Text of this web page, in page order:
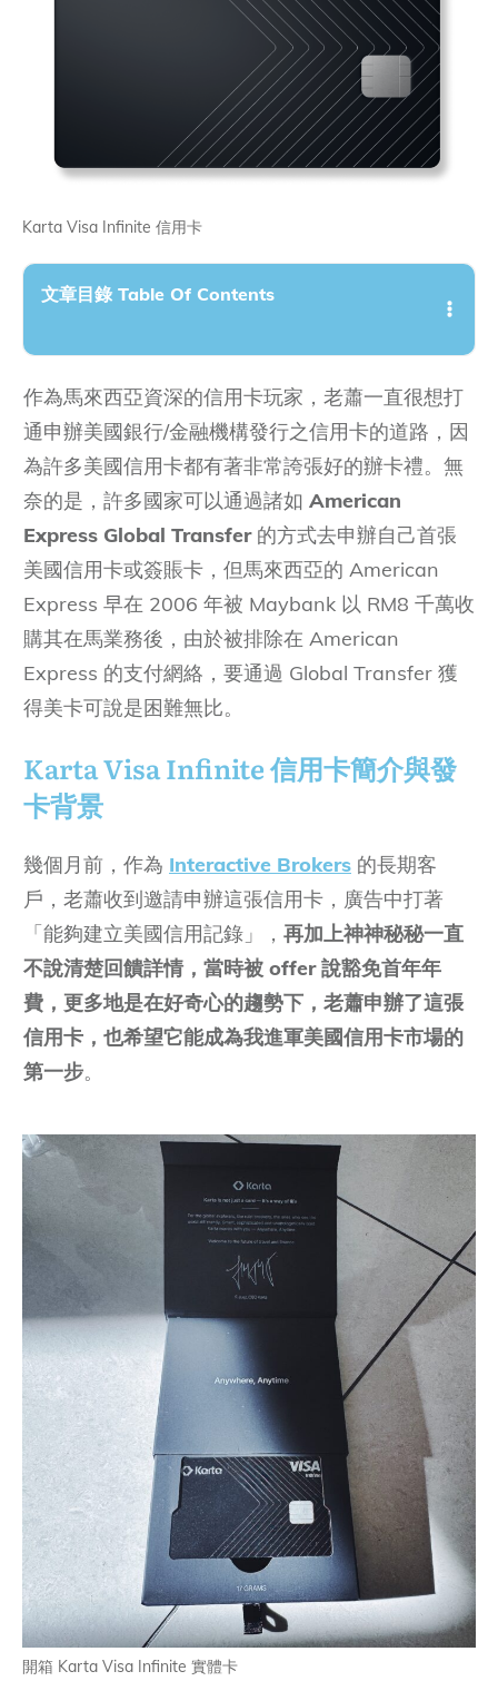
Karta Visa Infinite 信用卡
文章目錄 Table Of Contents
作為馬來西亞資深的信用卡玩家，老蕭一直很想打
通申辦美國銀行/金融機構發行之信用卡的道路，因
為許多美國信用卡都有著非常誇張好的辦卡禮。無
奈的是，許多國家可以通過諸如 American
Express Global Transfer的方式去申辦自己首張
美國信用卡或簽賬卡，但馬來西亞的 American
Express 早在 2006 年被 Maybank 以 RM8 千萬收
購其在馬業務後，由於被排除在 American
Express 的支付網絡，要通過 Global Transfer 獲
得美卡可說是困難無比。
Karta Visa Infinite信用卡簡介與發
卡背景
幾個月前，作為 Interactive Brokers 的長期客
戶，老蕭收到邀請申辦這張信用卡，廣告中打著
「能夠建立美國信用記錄」， 再加上神神秘秘一直
不說清楚回饋詳情，當時被 offer 說豁免首年年
費，更多地是在好奇心的趨勢下，老蕭申辦了這張
信用卡，也希望它能成為我進軍美國信用卡市場的
第一步。
開箱 Karta Visa Infinite 實體卡